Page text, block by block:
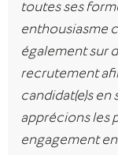
toutes ses
enthousiasme
également sur
recrutement
candidat(e)s en
apprécions les
engagement